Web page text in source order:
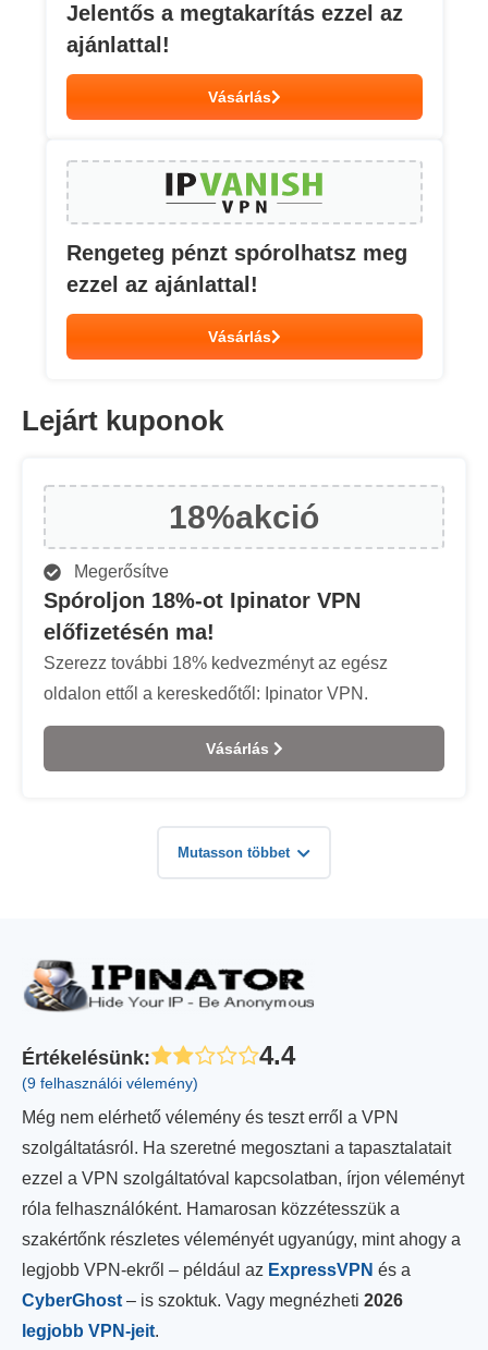
Jelentős a megtakarítás ezzel az
ajánlattal!
Vásárlás
Rengeteg pénzt spórolhatsz meg
ezzel az ajánlattal!
Vásárlás
Lejárt kuponok
18%akció
Megerősítve
Spóroljon 18%-ot Ipinator VPN
előfizetésén ma!
Szerezz további 18% kedvezményt az egész
oldalon ettől a kereskedőtől: Ipinator VPN.
Vásárlás
Mutasson többet
Értékelésünk: 4.4
(9 felhasználói vélemény)
Még nem elérhető vélemény és teszt erről a VPN
szolgáltatásról. Ha szeretné megosztani a tapasztalatait
ezzel a VPN szolgáltatóval kapcsolatban, írjon véleményt
róla felhasználóként. Hamarosan közzétesszük a
szakértőnk részletes véleményét ugyanúgy, mint ahogy a
legjobb VPN-ekről – például az ExpressVPN és a
CyberGhost – is szoktuk. Vagy megnézheti 2026
legjobb VPN-jeit.